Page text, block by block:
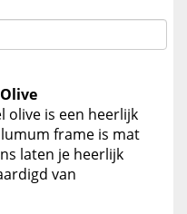
olive is een heerlijk
frame is mat
laten je heerlijk
van